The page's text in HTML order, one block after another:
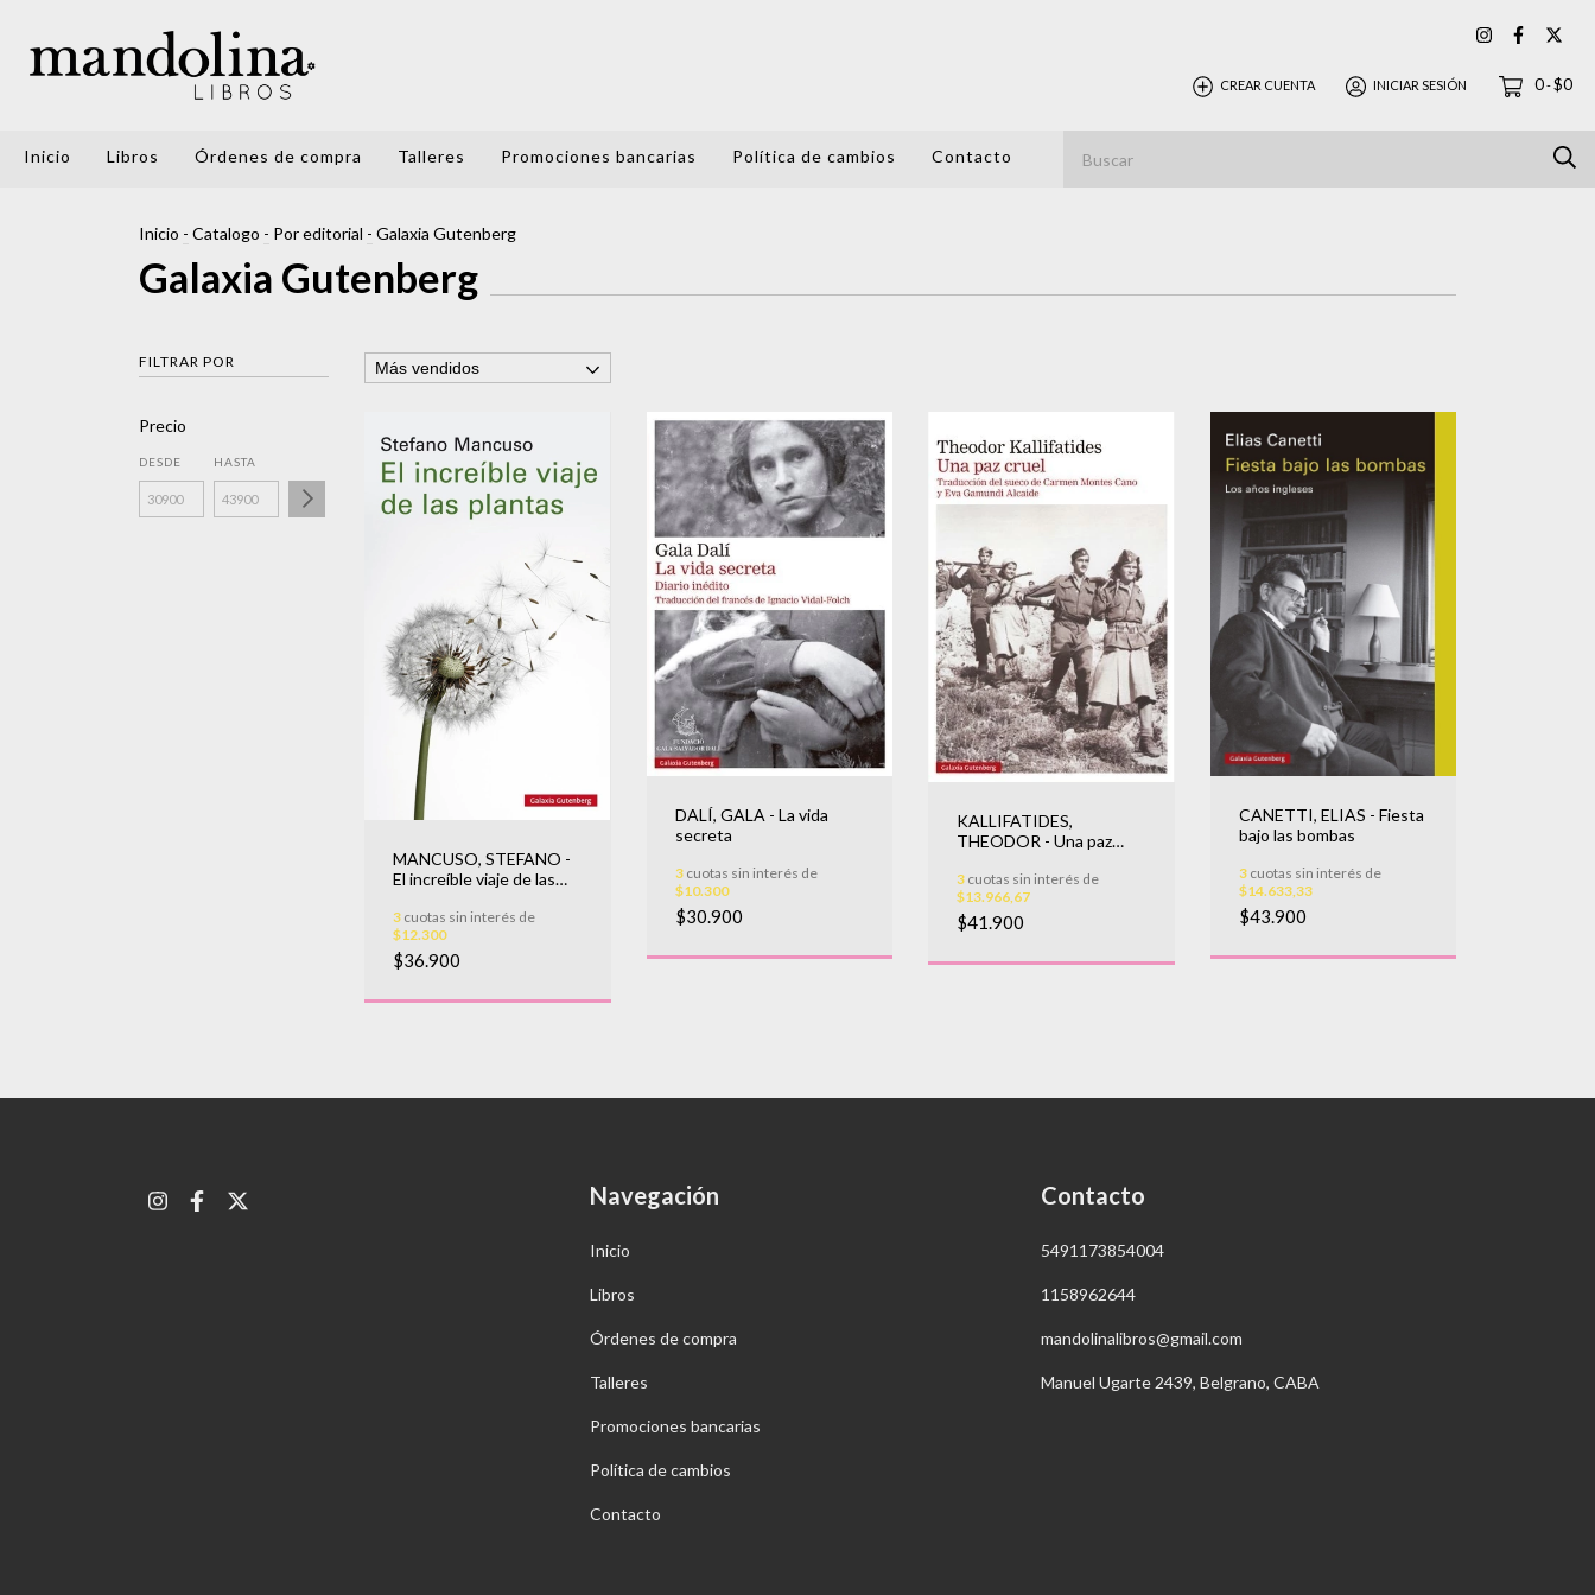
CREAR CUENTA INICIAR SESIÓN 0-$0
Inicio Libros Órdenes de compra Talleres Promociones bancarias Política de cambios Contacto
Inicio - Catalogo - Por editorial - Galaxia Gutenberg
Galaxia Gutenberg
FILTRAR POR
Precio
DESDE HASTA
MANCUSO, STEFANO -
El increíble viaje de las
3 cuotas sin interés de
$12.300
$36.900
DALÍ, GALA - La vida
secreta
3cuotas sin interés de
$10.300
$30.900
KALLIFATIDES,
THEODOR - Una paz
3 cuotas sin interés de
$13.966,67
$41.900
CANETTI, ELIAS - Fiesta
bajo las bombas
3cuotas sin interés de
$14.633,33
$43.900
Navegación
Inicio
Libros
Órdenes de compra
Talleres
Promociones bancarias
Política de cambios
Contacto
Contacto
5491173854004
1158962644
mandolinalibros@gmail.com
Manuel Ugarte 2439, Belgrano, CABA